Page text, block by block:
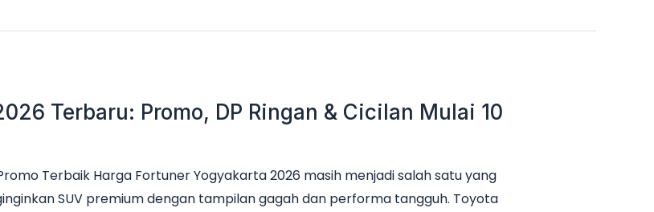
Terbaru: Promo, DP Ringan & Cicilan Mulai 10
Terbaik Harga Fortuner Yogyakarta 2026 masih menjadi salah satu yang
SUV premium dengan tampilan gagah dan performa tangguh. Toyota